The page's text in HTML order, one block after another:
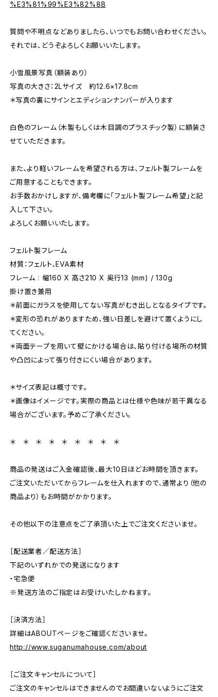
%E3%81%99%E3%82%8B
質問や不明点などありましたら、いつでもお問い合わせください。
それでは、どうぞよろしくお願いいたします。
小雪風景写真（額装あり）
写真の大きさ：2Lサイズ 約12.6×17.8cm
＊写真の裏にサインとエディションナンバーが入ります
白色のフレーム（木製もしくは木目調のプラスチック製）に額装さ
せていただきます。
また、より軽いフレームを希望される方は、フェルト製フレームを
ご用意することもできます。
お手数おかけしますが、備考欄に「フェルト製フレーム希望」と記
入して下さい。
よろしくお願いいたします。
フェルト製フレーム
材質：フェルト、EVA素材
フレーム : 幅160 X 高さ210 X 奥行13 (mm) / 130g
掛け置き兼用
＊前面にガラスを使用してない写真がむき出しとなるタイプです。
＊変形の恐れがありますため、強い日差しを避けて置くようにし
てください。
＊両面テープを用いて壁にかける場合は、貼り付ける場所の材質
や凸凹によって張り付きにくい場合があります。
＊サイズ表記は概寸です。
＊画像はイメージです。実際の商品とは仕様や色味が若干異なる
場合がございます。予めご了承ください。
＊ ＊ ＊ ＊ ＊ ＊ ＊ ＊ ＊
商品の発送はご入金確認後、最大10日ほどお時間を頂きます。
ご注文いただいてからフレームを仕入れますので、通常より（他の
商品より）もお時間がかかります。
その他以下の注意点をご了承頂いた上でご注文くださいませ。
［配送業者／配送方法］
下記のいずれかでの発送になります
・宅急便
※発送方法のご指定はお受けいたしかねます。
［決済方法］
詳細はABOUTページをご確認くださいませ。
http://www.suganumahouse.com/about
［ご注文キャンセルについて］
ご注文のキャンセルはできませんのでお間違いないようにご注文